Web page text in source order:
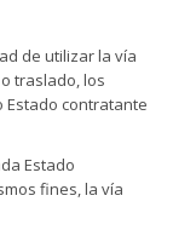
de utilizar la vía
traslado, los
contratante
Estado
fines, la vía